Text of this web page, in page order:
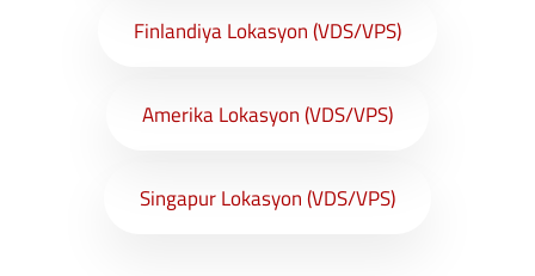
Finlandiya Lokasyon (VDS/VPS)
Amerika Lokasyon (VDS/VPS)
Singapur Lokasyon (VDS/VPS)